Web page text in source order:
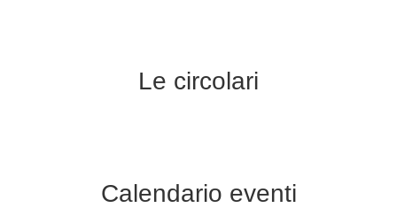
Le circolari
Calendario eventi